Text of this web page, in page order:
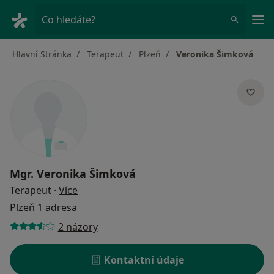
Co hledáte?
Hlavní Stránka Terapeut Plzeň Veronika Šimková
Mgr. Veronika Šimková
Terapeut · Více
Plzeň 1 adresa
2 názory
Kontaktní údaje